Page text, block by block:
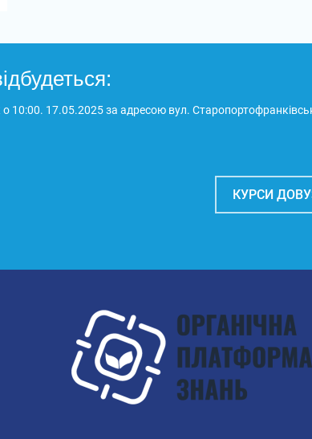
10:00. 17.05.2025 за адресою вул.
КУРСИ